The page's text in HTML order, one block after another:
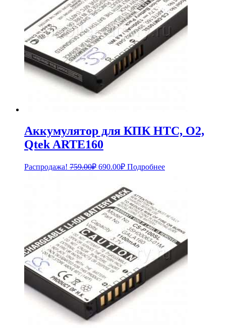
Аккумулятор для КПК HTC, O2,
Qtek ARTE160
Распродажа! 759.00₽ Первоначальная
759.00₽.
690.00₽Текущая
Подробнее